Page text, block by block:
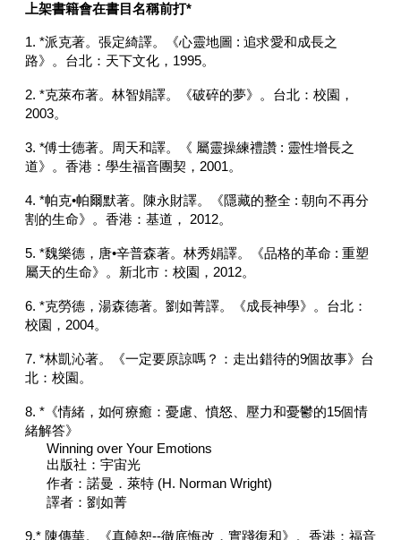
上架書籍會在書目名稱前打*
1. *派克著。張定綺譯。《心靈地圖 : 追求愛和成長之
路》。台北：天下文化，1995。
2. *克萊布著。林智娟譯。《破碎的夢》。台北：校園，
2003。
3. *傅士德著。周天和譯。《 屬靈操練禮讚 : 靈性增長之
道》。香港：學生福音團契，2001。
4. *帕克•帕爾默著。陳永財譯。《隱藏的整全 : 朝向不再分
割的生命》。香港：基道， 2012。
5. *魏樂德，唐•辛普森著。林秀娟譯。《品格的革命 : 重塑
屬天的生命》。新北市：校園，2012。
6. *克勞德，湯森德著。劉如菁譯。《成長神學》。台北：
校園，2004。
7. *林凱沁著。《一定要原諒嗎？：走出錯待的9個故事》台
北：校園。
8. *《情緒，如何療癒：憂慮、憤怒、壓力和憂鬱的15個情
緒解答》
Winning over Your Emotions
出版社：宇宙光
作者：諾曼．萊特 (H. Norman Wright)
譯者：劉如菁
9.* 陳傳華。《真饒恕--徹底悔改，實踐復和》。香港：福音